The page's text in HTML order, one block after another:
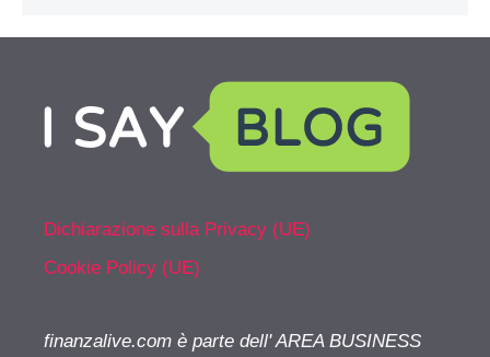
Dichiarazione sulla Privacy (UE)
Cookie Policy (UE)
finanzalive.com è parte dell' AREA BUSINESS